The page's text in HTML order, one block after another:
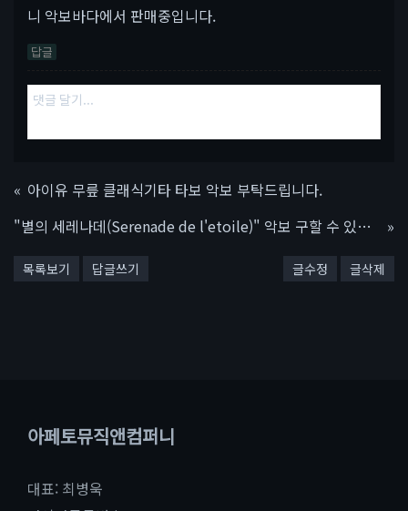
니 악보바다에서 판매중입니다.
답글
« 아이유 무릎 클래식기타 타보 악보 부탁드립니다.
"별의 세레나데(Serenade de l'etoile)" 악보 구할 수 있는지요?
»
목록보기 답글쓰기 글수정 글삭제
아페토뮤직앤컴퍼니
대표: 최병욱